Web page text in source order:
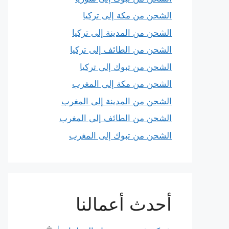
الشحن من مكة إلى تركيا
الشحن من المدينة إلى تركيا
الشحن من الطائف إلى تركيا
الشحن من تبوك إلى تركيا
الشحن من مكة إلى المغرب
الشحن من المدينة إلى المغرب
الشحن من الطائف إلى المغرب
الشحن من تبوك إلى المغرب
أحدث أعمالنا